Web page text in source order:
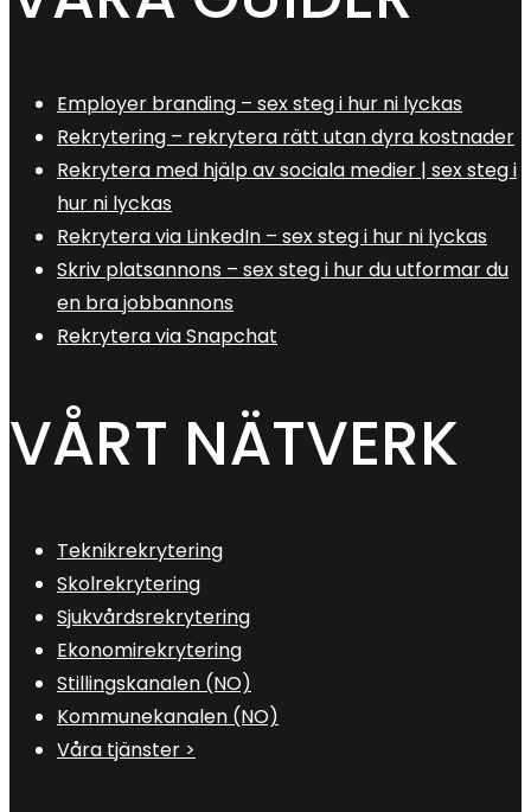
Employer branding – sex steg i hur ni lyckas
Rekrytering – rekrytera rätt utan dyra kostnader
Rekrytera med hjälp av sociala medier | sex steg i
hur ni lyckas
Rekrytera via LinkedIn – sex steg i hur ni lyckas
Skriv platsannons – sex steg i hur du utformar du
en bra jobbannons
Rekrytera via Snapchat
VÅRT NÄTVERK
Teknikrekrytering
Skolrekrytering
Sjukvårdsrekrytering
Ekonomirekrytering
Stillingskanalen (NO)
Kommunekanalen (NO)
Våra tjänster >